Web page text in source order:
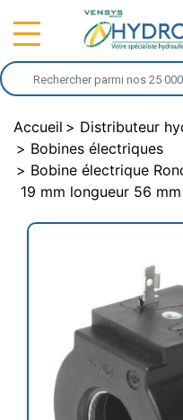
Accueil
Distributeur
Bobines électriques
Bobine électrique
19 mm longueur 56